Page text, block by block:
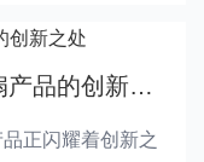
打造舒适生活！科瑞莱冷风扇产品的创新之处
正闪耀着创新之